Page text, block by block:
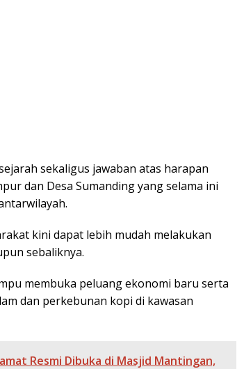
sekaligus jawaban atas harapan
dan Desa Sumanding yang selama ini
kini dapat lebih mudah melakukan
sebaliknya.
membuka peluang ekonomi baru serta
dan perkebunan kopi di kawasan
Resmi Dibuka di Masjid Mantingan,